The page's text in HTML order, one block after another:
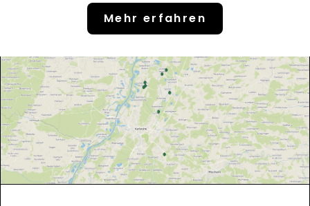
Mehr erfahren